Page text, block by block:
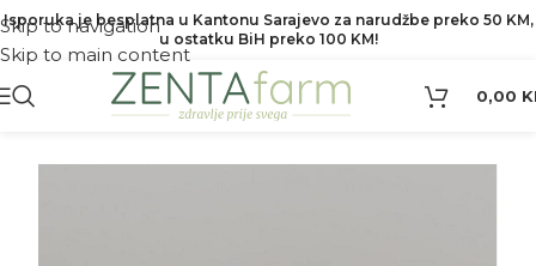
Skip to navigation
Skip to main content
Isporuka je besplatna u Kantonu Sarajevo za narudžbe preko 50 KM,
u ostatku BiH preko 100 KM!
0,00